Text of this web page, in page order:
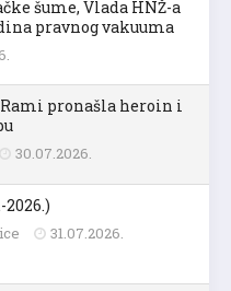
šume, Vlada HNŽ-a
pravnog vakuuma
pronašla heroin i
30.07.2026.
2026.)
31.07.2026.